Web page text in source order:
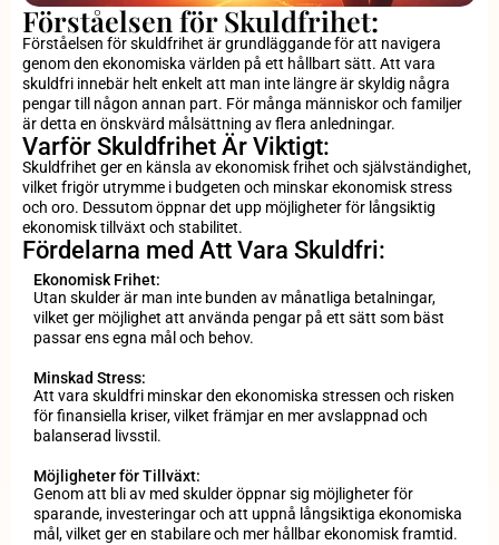
Förståelsen för Skuldfrihet:
Förståelsen för skuldfrihet är grundläggande för att navigera
genom den ekonomiska världen på ett hållbart sätt. Att vara
skuldfri innebär helt enkelt att man inte längre är skyldig några
pengar till någon annan part. För många människor och familjer
är detta en önskvärd målsättning av flera anledningar.
Varför Skuldfrihet Är Viktigt:
Skuldfrihet ger en känsla av ekonomisk frihet och självständighet,
vilket frigör utrymme i budgeten och minskar ekonomisk stress
och oro. Dessutom öppnar det upp möjligheter för långsiktig
ekonomisk tillväxt och stabilitet.
Fördelarna med Att Vara Skuldfri:
Ekonomisk Frihet:
Utan skulder är man inte bunden av månatliga betalningar,
vilket ger möjlighet att använda pengar på ett sätt som bäst
passar ens egna mål och behov.
Minskad Stress:
Att vara skuldfri minskar den ekonomiska stressen och risken
för finansiella kriser, vilket främjar en mer avslappnad och
balanserad livsstil.
Möjligheter för Tillväxt:
Genom att bli av med skulder öppnar sig möjligheter för
sparande, investeringar och att uppnå långsiktiga ekonomiska
mål, vilket ger en stabilare och mer hållbar ekonomisk framtid.